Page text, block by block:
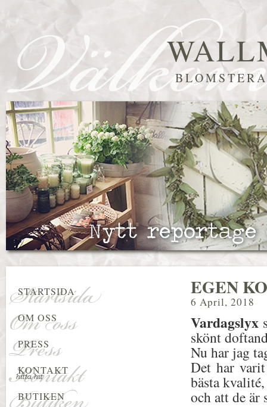
EGEN
6 April, 2018
Vardagslyx
skönt
Nu har jag
Det har
bästa kvalité,
och att de
STARTSIDA
OM OSS
PRESS
KONTAKT
BUTIKEN